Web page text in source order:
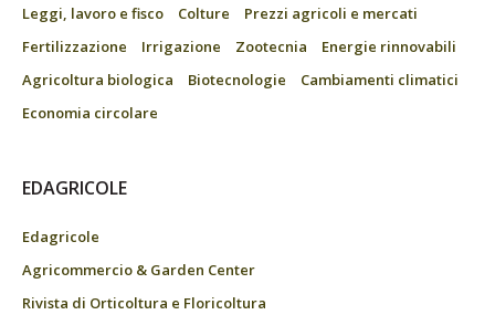
Leggi, lavoro e fisco
Colture
Prezzi agricoli e mercati
Fertilizzazione
Irrigazione Zootecnia
Energie rinnovabili
Agricoltura biologica
Biotecnologie
Cambiamenti climatici
Economia circolare
EDAGRICOLE
Edagricole
Agricommercio & Garden Center
Rivista di Orticoltura e Floricoltura